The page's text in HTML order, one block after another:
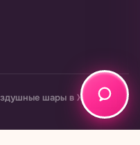
шары в Жуковском